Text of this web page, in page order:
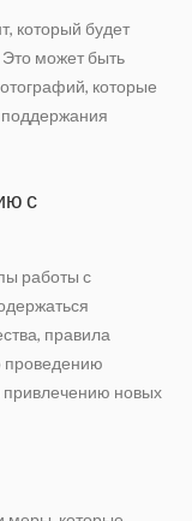
который будет
Это может быть
которые
поддержания
с
работы с
правила
проведению
привлечению новых